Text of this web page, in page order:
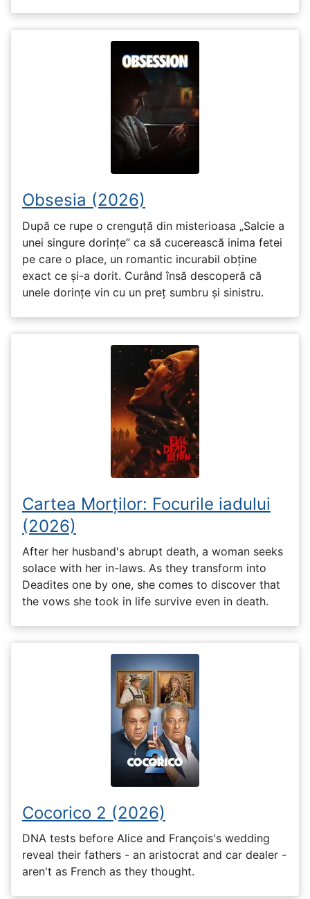
Obsesia (2026)
După ce rupe o crenguță din misterioasa „Salcie a
unei singure dorințe” ca să cucerească inima fetei
pe care o place, un romantic incurabil obține
exact ce și-a dorit. Curând însă descoperă că
unele dorințe vin cu un preț sumbru și sinistru.
Cartea Morților: Focurile iadului
(2026)
After her husband's abrupt death, a woman seeks
solace with her in-laws. As they transform into
Deadites one by one, she comes to discover that
the vows she took in life survive even in death.
Cocorico 2 (2026)
DNA tests before Alice and François's wedding
reveal their fathers - an aristocrat and car dealer -
aren't as French as they thought.